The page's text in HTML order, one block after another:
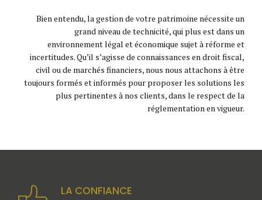
Bien entendu, la gestion de votre patrimoine nécessite un
grand niveau de technicité, qui plus est dans un
environnement légal et économique sujet à réforme et
incertitudes. Qu’il s’agisse de connaissances en droit fiscal,
civil ou de marchés financiers, nous nous attachons à être
toujours formés et informés pour proposer les solutions les
plus pertinentes à nos clients, dans le respect de la
réglementation en vigueur.
LA CONFIANCE